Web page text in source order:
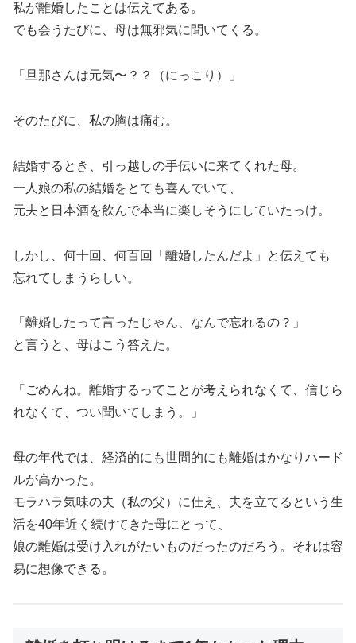
私が離婚したことは伝えてある。
でも会うたびに、母は無邪気に聞いてくる。
「旦那さんは元気〜？？（にっこり）」
そのたびに、私の胸は痛む。
結婚するとき、引っ越しの手伝いに来てくれた母。
一人娘の私の結婚をとても喜んでいて、
元夫と日本酒を飲んで本当に楽しそうにしていたっけ。
しかし、何十回、何百回「離婚したんだよ」と伝えても
忘れてしまうらしい。
「離婚したって言ったじゃん、なんで忘れるの？」
と言うと、母はこう答えた。
「ごめんね。離婚するってことが考えられなくて、信じら
れなくて、つい聞いてしまう。」
母の年代では、経済的にも世間的にも離婚はかなりハード
ルが高かった。
モラハラ気味の夫（私の父）に仕え、夫を立てるという生
活を40年近く続けてきた母にとって、
娘の離婚は受け入れがたいものだったのだろう。それは容
易に想像できる。